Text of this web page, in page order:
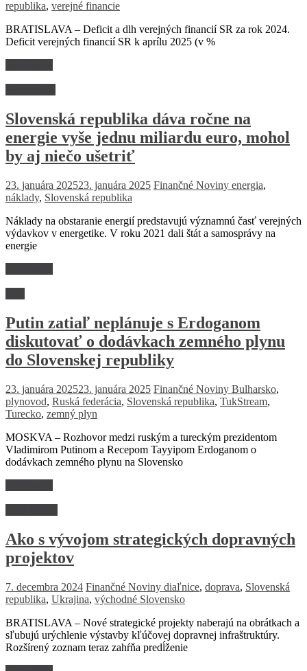
republika, verejné financie
BRATISLAVA – Deficit a dlh verejných financií SR za rok 2024.
Deficit verejných financií SR k aprílu 2025 (v %
Slovenská republika dáva ročne na
energie vyše jednu miliardu euro, mohol
by aj niečo ušetriť
23. januára 202523. januára 2025 Finančné Noviny energia,
náklady, Slovenská republika
Náklady na obstaranie energií predstavujú významnú časť verejných
výdavkov v energetike. V roku 2021 dali štát a samosprávy na
energie
Putin zatiaľ neplánuje s Erdoganom
diskutovať o dodávkach zemného plynu
do Slovenskej republiky
23. januára 202523. januára 2025 Finančné Noviny Bulharsko,
plynovod, Ruská federácia, Slovenská republika, TukStream,
Turecko, zemný plyn
MOSKVA – Rozhovor medzi ruským a tureckým prezidentom
Vladimirom Putinom a Recepom Tayyipom Erdoganom o
dodávkach zemného plynu na Slovensko
Ako s vývojom strategických dopravných
projektov
7. decembra 2024 Finančné Noviny diaľnice, doprava, Slovenská
republika, Ukrajina, východné Slovensko
BRATISLAVA – Nové strategické projekty naberajú na obrátkach a
sľubujú urýchlenie výstavby kľúčovej dopravnej infraštruktúry.
Rozšírený zoznam teraz zahŕňa predĺženie